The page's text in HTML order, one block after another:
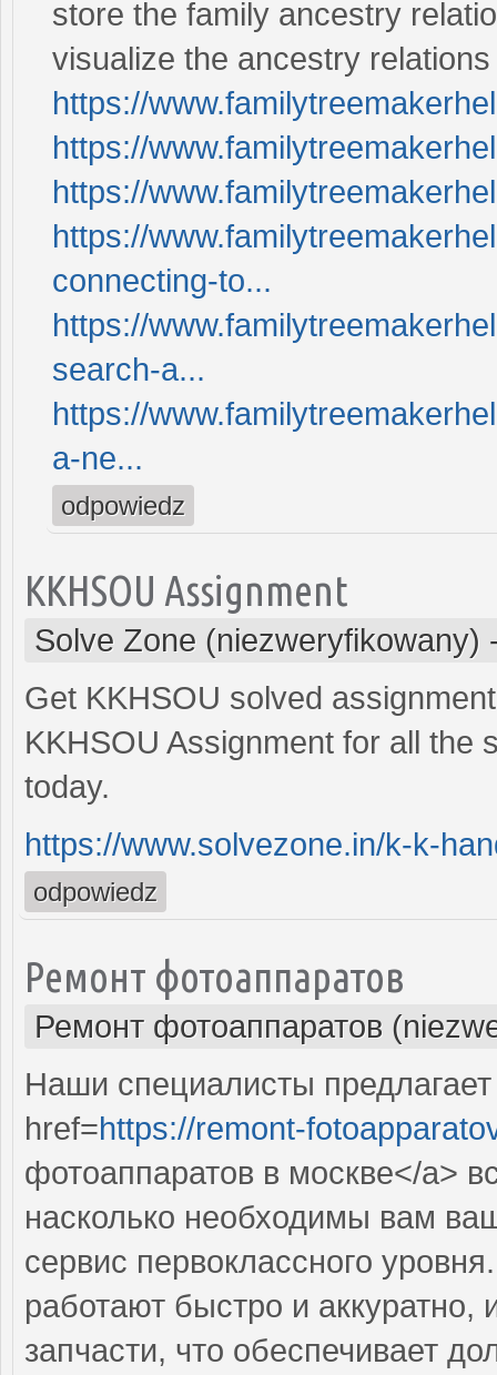
store the family ancestry
visualize the ancestry
https://
https://
https://
https://
connecting-to...
https://
search-a...
https://
a-ne...
odpowiedz
KKHSOU Assignment
Solve Zone (niezweryfikowany)
Get KKHSOU solved
KKHSOU Assignment for all the
today.
https://www.solvezone.in/k-k-
odpowiedz
Ремонт фотоаппаратов
Ремонт фотоаппаратов
Наши специалисты
href=https://remont-
фотоаппаратов в москве</a>
насколько необходимы вам
сервис первоклассного
работают быстро и аккуратно,
запчасти, что обеспечивает